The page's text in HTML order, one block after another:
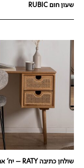
שעון חום RUBIC
שולחן כתיבה RATY – יח' אחרונות